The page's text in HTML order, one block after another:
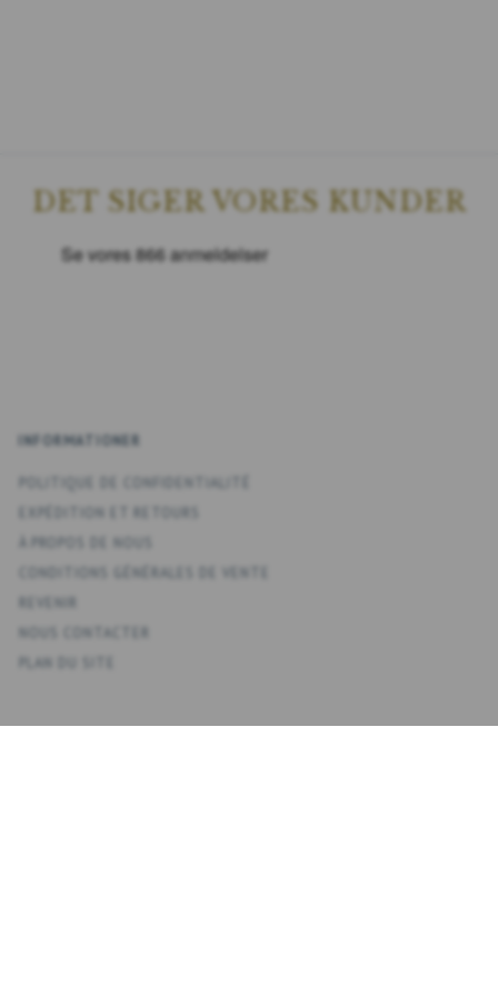
DET SIGER VORES KUNDER
INFORMATIONER
POLITIQUE DE CONFIDENTIALITÉ
CONDITIONS GÉNÉRALES DE VENTE
PLAN DU SITE